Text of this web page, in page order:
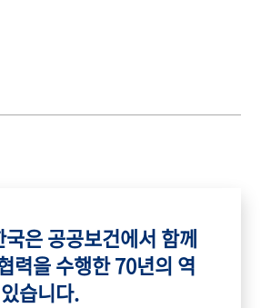
은 공공보건에서 함께
력을 수행한 70년의 역
습니다.